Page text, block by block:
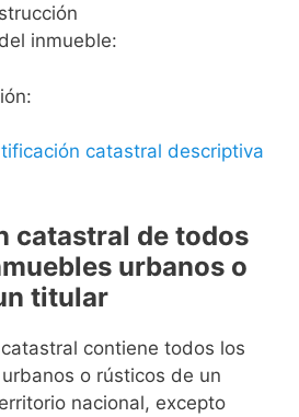
inmueble:
catastral descriptiva
catastral de todos
urbanos o
titular
contiene todos los
o rústicos de un
nacional, excepto